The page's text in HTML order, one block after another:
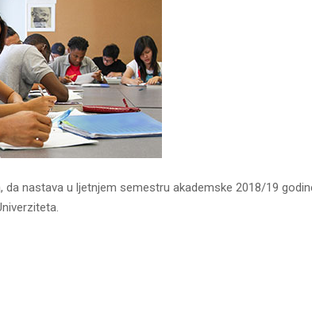
nastava u ljetnjem semestru akademske 2018/19